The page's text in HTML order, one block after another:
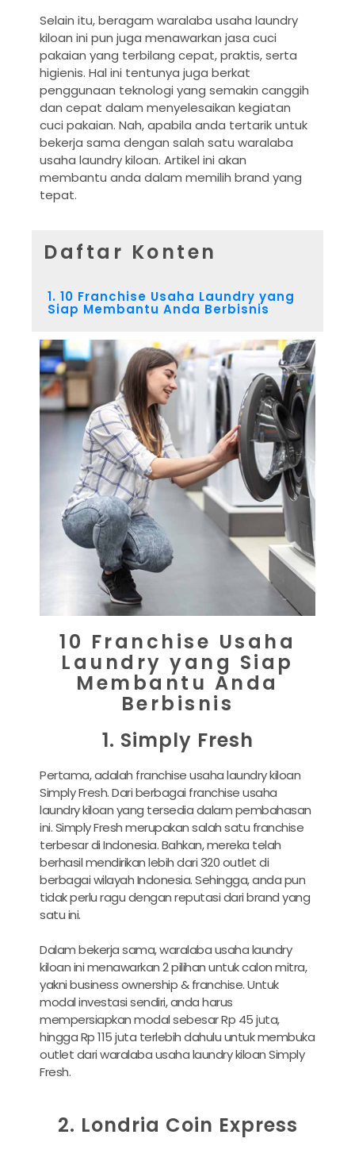
Selain itu, beragam waralaba usaha laundry
kiloan ini pun juga menawarkan jasa cuci
pakaian yang terbilang cepat, praktis, serta
higienis. Hal ini tentunya juga berkat
penggunaan teknologi yang semakin canggih
dan cepat dalam menyelesaikan kegiatan
cuci pakaian. Nah, apabila anda tertarik untuk
bekerja sama dengan salah satu waralaba
usaha laundry kiloan. Artikel ini akan
membantu anda dalam memilih brand yang
tepat.
Daftar Konten
1. 10 Franchise Usaha Laundry yang
Siap Membantu Anda Berbisnis
10 Franchise Usaha
Laundry yang Siap
Membantu Anda
Berbisnis
1. Simply Fresh
Pertama, adalah franchise usaha laundry kiloan
Simply Fresh. Dari berbagai franchise usaha
laundry kiloan yang tersedia dalam pembahasan
ini. Simply Fresh merupakan salah satu franchise
terbesar di Indonesia. Bahkan, mereka telah
berhasil mendirikan lebih dari 320 outlet di
berbagai wilayah Indonesia. Sehingga, anda pun
tidak perlu ragu dengan reputasi dari brand yang
satu ini.
Dalam bekerja sama, waralaba usaha laundry
kiloan ini menawarkan 2 pilihan untuk calon mitra,
yakni business ownership & franchise. Untuk
modal investasi sendiri, anda harus
mempersiapkan modal sebesar Rp 45 juta,
hingga Rp 115 juta terlebih dahulu untuk membuka
outlet dari waralaba usaha laundry kiloan Simply
Fresh.
2. Londria Coin Express